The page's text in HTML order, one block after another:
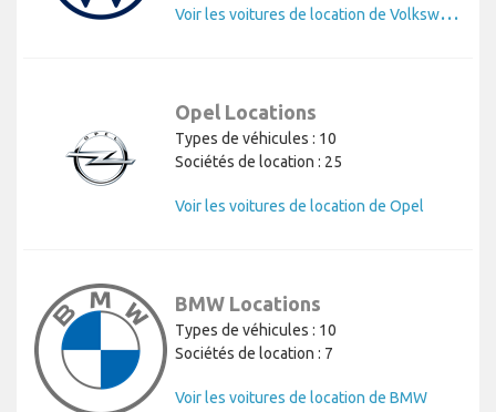
V
oir les voitures de location de Volkswagen
Opel Locations
Types de véhicules : 10
Sociétés de location : 25
Voir les voitures de location de Opel
BMW Locations
Types de véhicules : 10
Sociétés de location : 7
Voir les voitures de location de BMW